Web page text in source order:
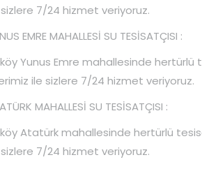
7/24 hizmet veriyoruz.
EMRE MAHALLESİ SU TESİSATÇISI :
Yunus Emre mahallesinde hertürlü
ile sizlere 7/24 hizmet veriyoruz.
MAHALLESİ SU TESİSATÇISI :
Atatürk mahallesinde hertürlü
7/24 hizmet veriyoruz.